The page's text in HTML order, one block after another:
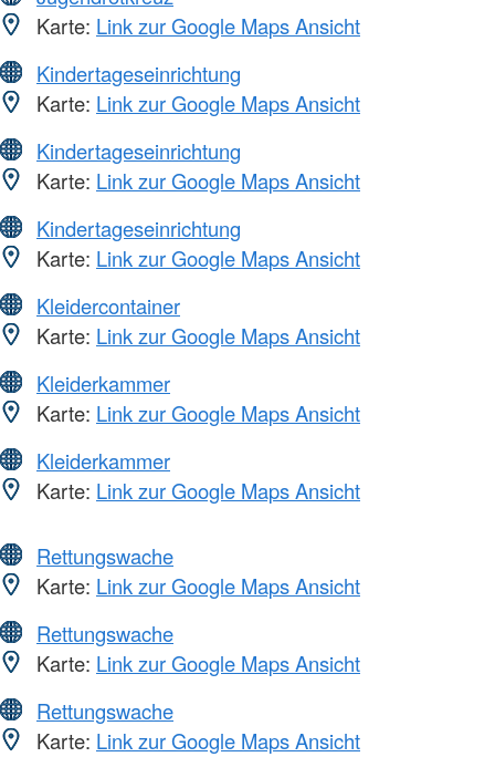
Karte: Link zur Google Maps Ansicht
Kindertageseinrichtung
Karte: Link zur Google Maps Ansicht
Kindertageseinrichtung
Karte: Link zur Google Maps Ansicht
Kindertageseinrichtung
Karte: Link zur Google Maps Ansicht
Kleidercontainer
Karte: Link zur Google Maps Ansicht
Kleiderkammer
Karte: Link zur Google Maps Ansicht
Kleiderkammer
Karte: Link zur Google Maps Ansicht
Rettungswache
Karte: Link zur Google Maps Ansicht
Rettungswache
Karte: Link zur Google Maps Ansicht
Rettungswache
Karte: Link zur Google Maps Ansicht